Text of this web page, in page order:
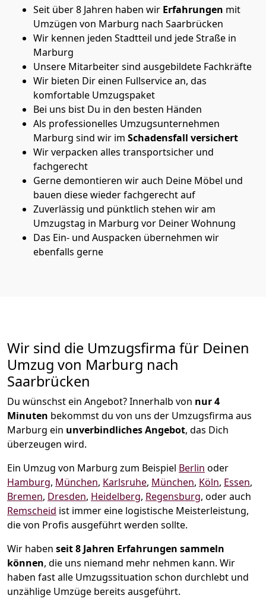
Seit über 8 Jahren haben wir Erfahrungen mit
Umzügen von Marburg nach Saarbrücken
Wir kennen jeden Stadtteil und jede Straße in
Marburg
Unsere Mitarbeiter sind ausgebildete Fachkräfte
Wir bieten Dir einen Fullservice an, das
komfortable Umzugspaket
Bei uns bist Du in den besten Händen
Als professionelles Umzugsunternehmen
Marburg sind wir im Schadensfall versichert
Wir verpacken alles transportsicher und
fachgerecht
Gerne demontieren wir auch Deine Möbel und
bauen diese wieder fachgerecht auf
Zuverlässig und pünktlich stehen wir am
Umzugstag in Marburg vor Deiner Wohnung
Das Ein- und Auspacken übernehmen wir
ebenfalls gerne
Wir sind die Umzugsfirma für Deinen
Umzug von Marburg nach
Saarbrücken
Du wünschst ein Angebot? Innerhalb von nur 4
Minuten bekommst du von uns der Umzugsfirma aus
Marburg ein unverbindliches Angebot, das Dich
überzeugen wird.
Ein Umzug von Marburg zum Beispiel Berlin oder
Hamburg, München, Karlsruhe, München, Köln, Essen,
Bremen, Dresden, Heidelberg, Regensburg, oder auch
Remscheid ist immer eine logistische Meisterleistung,
die von Profis ausgeführt werden sollte.
Wir haben seit8 Jahren Erfahrungen sammeln
können, die uns niemand mehr nehmen kann. Wir
haben fast alle Umzugssituation schon durchlebt und
unzählige Umzüge bereits ausgeführt.